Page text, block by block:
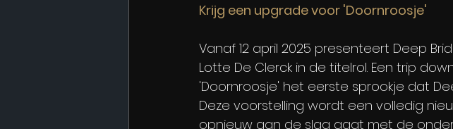
Krijg een upgrade voor 'Doornroosje'
Vanaf 12 april 2025 presenteert Deep
Lotte De Clerck in de titelrol. Een trip
'Doornroosje' het eerste sprookje dat
Deze voorstelling wordt een volledig
opnieuw aan de slag gaat met de